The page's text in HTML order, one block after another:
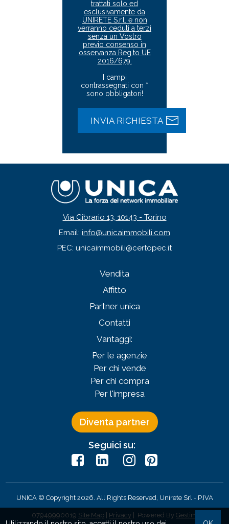
trattati solo ed
esclusivamente da
UNIRETE S.r.l. e non
verranno ceduti a terzi
senza un Vostro
previo consenso in
osservanza Reg.to UE
2016/679.
I campi
contrassegnati con *
sono obbligatori!
Via Cibrario 13, 10143 - Torino
Email: info@unicaimmobili.com
PEC: unicaimmobili@certopec.it
Vendita
Affitto
Partner unica
Contatti
Vantaggi:
Per le agenzie
Per chi vende
Per chi compra
Per l'impresa
Diventa partner
Seguici su:
UNICA © Copyright 2026. All Rights Reserved, Unirete Srl - P.IVA
07949990019 Site Map Privacy | Powered By Gestim